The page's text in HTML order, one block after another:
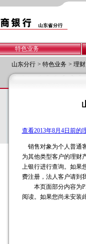
特色业务
山东分行 > 特色业务 > 理
查看2013年8月4日前的
销售对象为个人普通
为其他类型客户的理财
上银行进行查询。如果
费注册，法人客户请到
本页面部分内容为
阅读。如果您尚未安装